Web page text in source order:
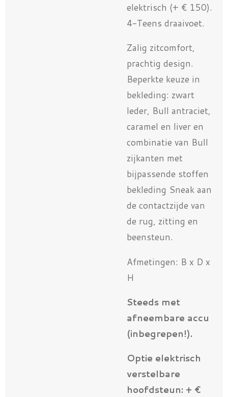
elektrisch (+ € 150).
4-Teens draaivoet.
Zalig zitcomfort,
prachtig design.
Beperkte keuze in
bekleding: zwart
leder, Bull antraciet,
caramel en liver en
combinatie van Bull
zijkanten met
bijpassende stoffen
bekleding Sneak aan
de contactzijde van
de rug, zitting en
beensteun.
Afmetingen: B x D x
H
Steeds met
afneembare accu
(inbegrepen!).
Optie elektrisch
verstelbare
hoofdsteun: + €